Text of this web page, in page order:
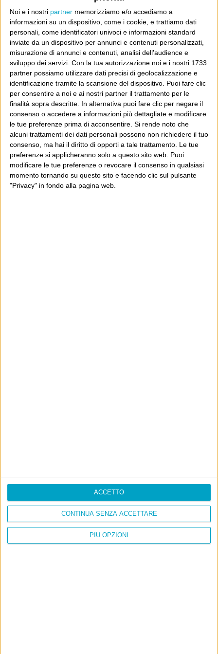
Noi e i nostri partner memorizziamo e/o accediamo a
informazioni su un dispositivo, come i cookie, e trattiamo dati
personali, come identificatori univoci e informazioni standard
inviate da un dispositivo per annunci e contenuti personalizzati,
misurazione di annunci e contenuti, analisi dell'audience e
sviluppo dei servizi. Con la tua autorizzazione noi e i nostri 1733
partner possiamo utilizzare dati precisi di geolocalizzazione e
identificazione tramite la scansione del dispositivo. Puoi fare clic
per consentire a noi e ai nostri partner il trattamento per le
finalità sopra descritte. In alternativa puoi fare clic per negare il
consenso o accedere a informazioni più dettagliate e modificare
le tue preferenze prima di acconsentire. Si rende noto che
alcuni trattamenti dei dati personali possono non richiedere il tuo
consenso, ma hai il diritto di opporti a tale trattamento. Le tue
preferenze si applicheranno solo a questo sito web. Puoi
modificare le tue preferenze o revocare il consenso in qualsiasi
momento tornando su questo sito e facendo clic sul pulsante
"Privacy" in fondo alla pagina web.
PIÙ OPZIONI
CONTINUA SENZA ACCETTARE
ACCETTO